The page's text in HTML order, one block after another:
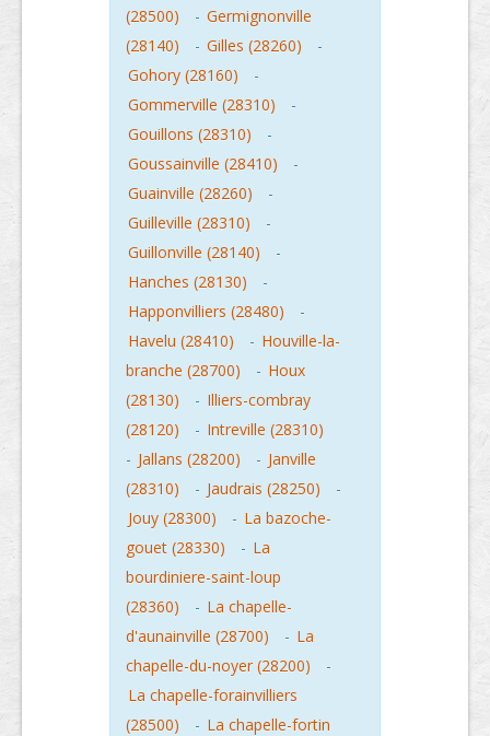
(28500)
- Germignonville
(28140)
- Gilles (28260)
-
Gohory (28160)
-
Gommerville (28310)
-
Gouillons (28310)
-
Goussainville (28410)
-
Guainville (28260)
-
Guilleville (28310)
-
Guillonville (28140)
-
Hanches (28130)
-
Happonvilliers (28480)
-
Havelu (28410)
- Houville-la-
branche (28700)
- Houx
(28130)
- Illiers-combray
(28120)
- Intreville (28310)
- Jallans (28200) - Janville
(28310)
- Jaudrais (28250)
-
Jouy (28300)
- La bazoche-
gouet (28330)
- La
bourdiniere-saint-loup
(28360)
- La chapelle-
d'aunainville (28700)
- La
chapelle-du-noyer (28200)
-
La chapelle-forainvilliers
(28500)
- La chapelle-fortin